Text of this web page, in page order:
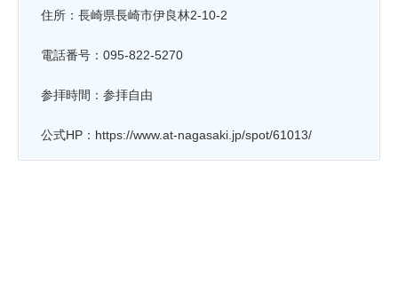
住所：長崎県長崎市伊良林2-10-2
電話番号：095-822-5270
参拝時間：参拝自由
公式HP：https://www.at-nagasaki.jp/spot/61013/